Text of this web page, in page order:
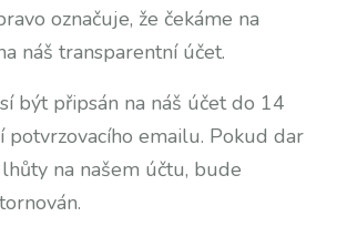
označuje, že čekáme na
náš transparentní účet.
být připsán na náš účet do 14
potvrzovacího emailu. Pokud dar
na našem účtu, bude